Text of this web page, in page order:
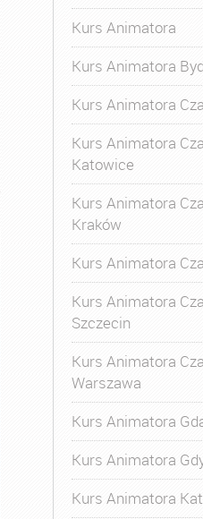
Kurs Animatora Czasu
Kurs Animatora
Kurs Animatora
Kurs Animatora
Kurs Animatora
Katowice
Kurs Animatora
Kraków
Kurs Animatora
Kurs Animatora
Szczecin
Kurs Animatora
Warszawa
Kurs Animatora
Kurs Animatora
Kurs Animatora